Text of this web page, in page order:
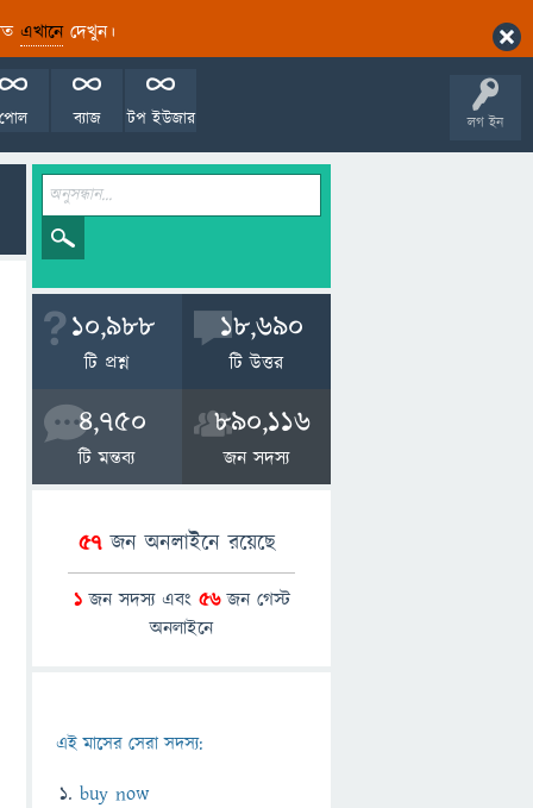
এখানেদেখুন।
লগ ইন
টপ ইউজার
ব্যাজ
পোল
10,988
টি প্রশ্ন
18,690
টি উত্তর
4,750
টি মন্তব্য
890,116
জন সদস্য
57জন অনলাইনে রয়েছে
1জন সদস্য এবং 56জন গেস্ট
অনলাইনে
এই মাসের সেরা সদস্য:
buy now